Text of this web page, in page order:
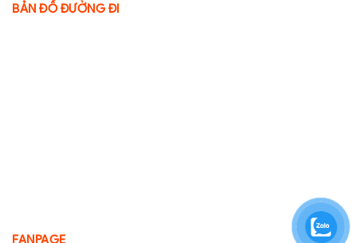
BẢN ĐỒ ĐƯỜNG ĐI
FANPAGE